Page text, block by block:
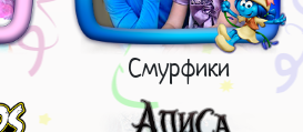
Смурфики